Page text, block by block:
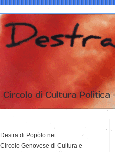
Destra di Popolo.net
Circolo Genovese di Cultura e